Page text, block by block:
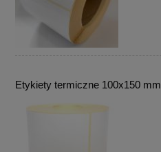
Etykiety termiczne 100x150